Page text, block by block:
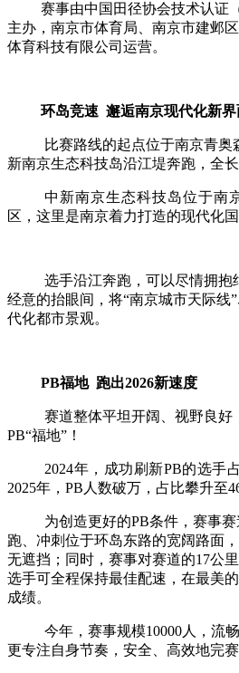
赛事由中国田径协会技术认证
主办，南京市体育局、南京市建邺
体育科技有限公司运营。
环岛竞速 邂逅南京现代化新界
比赛路线的起点位于南京青奥
新南京生态科技岛沿江堤奔跑，全长
中新南京生态科技岛位于南
区，这里是南京着力打造的现代化国
选手沿江奔跑，可以尽情拥抱
经意的抬眼间，将“南京城市天际线
代化都市景观。
PB福地 跑出2026新速度
赛道整体平坦开阔、视野良好
PB“福地”！
2024年，成功刷新PB的选手
2025年，PB人数破万，占比攀升至
为创造更好的PB条件，赛事
跑、冲刺位于环岛东路的宽阔路面
无遮挡；同时，赛事对赛道的17公
选手可全程保持最佳配速，在最美
成绩。
今年，赛事规模10000人，流
更专注自身节奏，安全、高效地完赛